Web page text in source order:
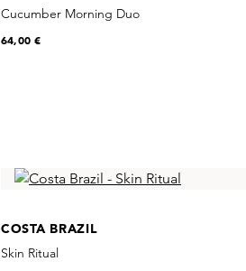
Cucumber Morning Duo
64,00 €
COSTA BRAZIL
Skin Ritual